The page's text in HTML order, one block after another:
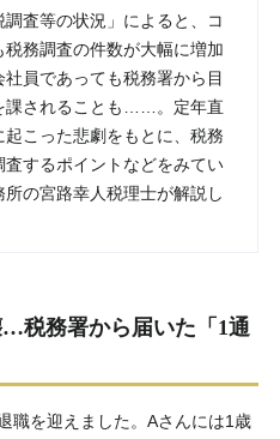
査等の状況」によると、コ
務調査の件数が大幅に増加
員であっても税務署から目
課されることも……。定年直
こった悲劇をもとに、税務
するポイントなどをみてい
の宮路幸人税理士が解説し
税務署から届いた「1通
職を迎えました。Aさんには1歳